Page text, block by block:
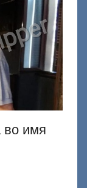
во имя